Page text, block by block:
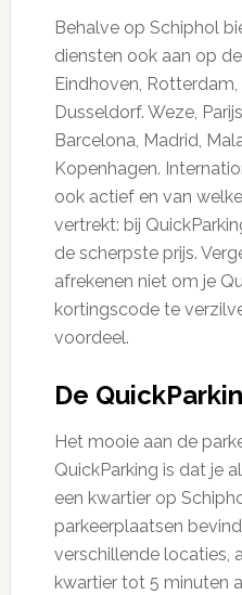
Behalve op Schiphol
diensten ook aan op
Eindhoven,
Dusseldorf. Weze,
Barcelona, Madrid,
Kopenhagen.
ook actief en van
vertrekt: bij
de scherpste prijs.
afrekenen niet om je
kortingscode te
voordeel.
De
Het mooie aan de
QuickParking is dat je
een kwartier op
parkeerplaatsen
verschillende locaties,
kwartier tot 5 minuten